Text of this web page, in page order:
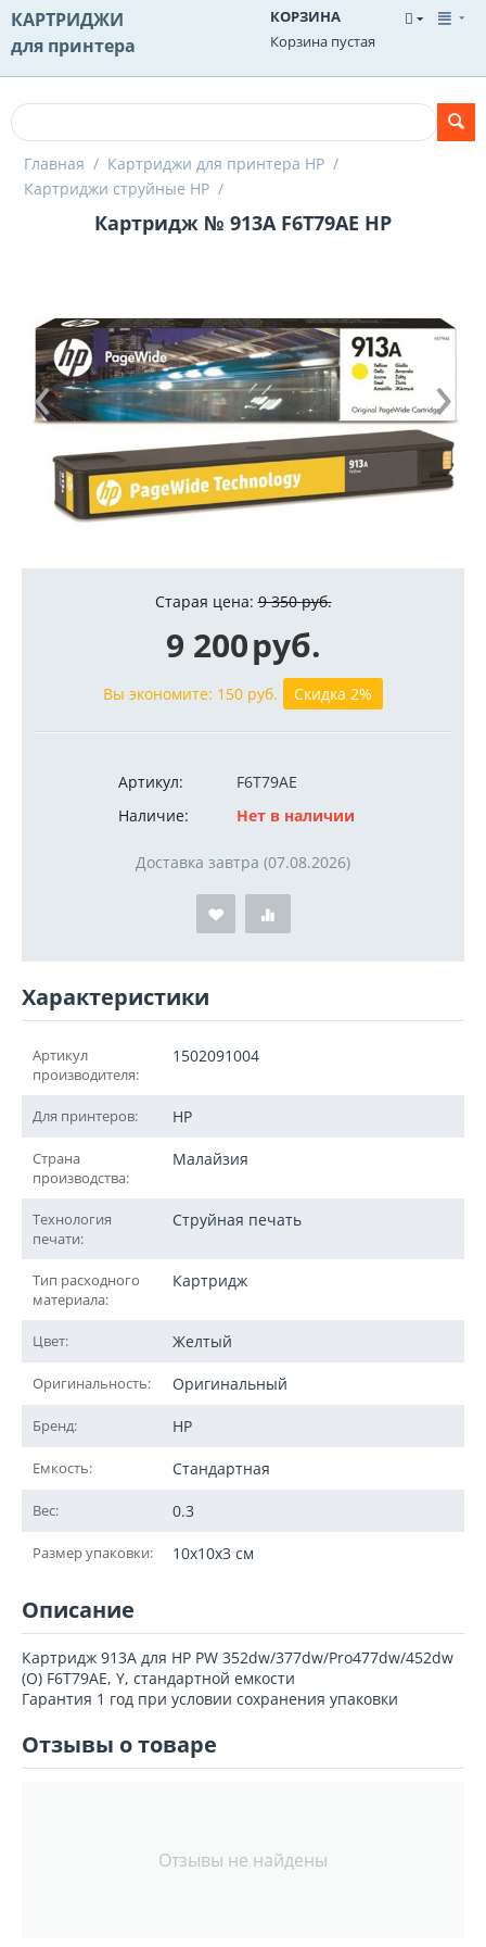
КАРТРИДЖИ
для принтера
КОРЗИНА
Корзина пустая
Главная / Картриджи для принтера HP /
Картриджи струйные HP /
Картридж № 913A F6T79AE HP
Старая цена: 9 350 руб.
9 200руб.
Вы экономите: 150 руб. Скидка 2%
Артикул:
F6T79AE
Наличие:
Нет в наличии
Доставка завтра (07.08.2026)
Характеристики
Артикул
производителя:
1502091004
Для принтеров: HP
Страна
производства:
Малайзия
Технология
печати:
Струйная печать
Тип расходного
материала:
Картридж
Цвет: Желтый
Оригинальность: Оригинальный
Бренд: HP
Емкость: Стандартная
Вес: 0.3
Размер упаковки: 10x10x3 см
Описание
Картридж 913A для HP PW 352dw/377dw/Pro477dw/452dw
(O) F6T79AE, Y, стандартной емкости
Гарантия 1 год при условии сохранения упаковки
Отзывы о товаре
Отзывы не найдены